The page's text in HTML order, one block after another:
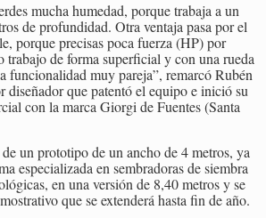
mucha humedad, porque trabaja a un
de profundidad. Otra ventaja pasa por el
porque precisas poca fuerza (HP) por
trabajo de forma superficial y con una rueda
funcionalidad muy pareja”, remarcó Rubén
diseñador que patentó el equipo e inició su
con la marca Giorgi de Fuentes (Santa
un prototipo de un ancho de 4 metros, ya
especializada en sembradoras de siembra
en una versión de 8,40 metros y se
que se extenderá hasta fin de año.